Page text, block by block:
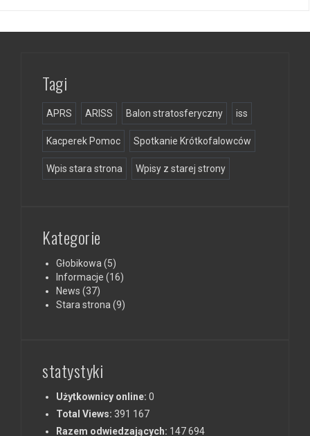
Tagi
APRS ARISS Balon stratosferyczny iss
Kacperek Pomoc Spotkanie Krótkofalowców
Wpis stara strona Wpisy z starej strony
Kategorie
Głobikowa (5)
Informacje (16)
News (37)
Stara strona (9)
statystyki
Użytkownicy online: 0
Total Views: 391 167
Razem odwiedzających: 147 694